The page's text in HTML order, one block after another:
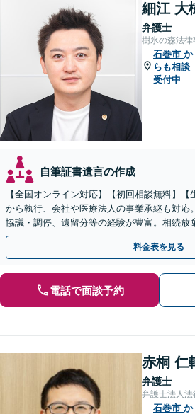
細江 大
弁護士
樹氷の森法律
石巻市 か
らも相談
受付中
自筆証書遺言の作成
【全国オンライン対応】【初回相談無料】
から執行、会社や医療法人の事業承継も対応
協議・調停、遺留分等の経験が豊富。相続放
があるため、お早めにご相談ください。【無
料金表を見る
電話で面談予約
赤桐 仁
弁護士
弁護士法人
石巻市 か